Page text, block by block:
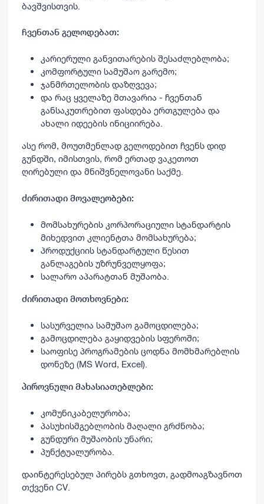
ბავშვისთვის.
ჩვენთან გელოდებათ:
კარიერული განვითარების შესაძლებლობა;
კომფორტული სამუშაო გარემო;
ჯანმრთელობის დაზღვევა;
და რაც ყველაზე მთავარია - ჩვენთან
განსაკუთრებით ფასდება ერთგულება და
ახალი იდეების ინიციირება.
ასე რომ, მოუთმენლად გელოდებით ჩვენს დიდ
გუნდში, იმისთვის, რომ ერთად ვაკეთოთ
ღირებული და მნიშვნელოვანი საქმე.
ძირითადი მოვალეობები:
მომსახურების კორპორაციული სტანდარტის
მიხედვით კლიენტთა მომსახურება;
პროდუქციის სტანდარტული წესით
განლაგების უზრუნველყოფა;
სალარო აპარატთან მუშაობა.
ძირითადი მოთხოვნები:
სასურველია სამუშაო გამოცდილება;
გამოცდილება გაყიდვების სფეროში;
საოფისე პროგრამების ცოდნა მომხმარებლის
დონეზე (MS Word, Excel).
პიროვნული მახასიათებლები:
კომუნიკაბელურობა;
პასუხისმგებლობის მაღალი გრძნობა;
გუნდური მუშაობის უნარი;
პუნქტუალურობა.
დაინტერესებულ პირებს გთხოვთ, გადმოაგზავნოთ
თქვენი CV.